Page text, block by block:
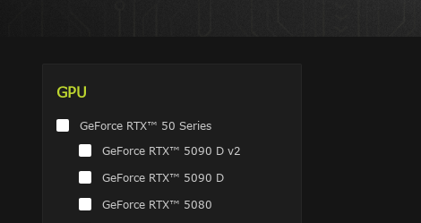
GPU
GeForce RTX™ 50 Series
GeForce RTX™ 5090 D v2
GeForce RTX™ 5090 D
GeForce RTX™ 5080